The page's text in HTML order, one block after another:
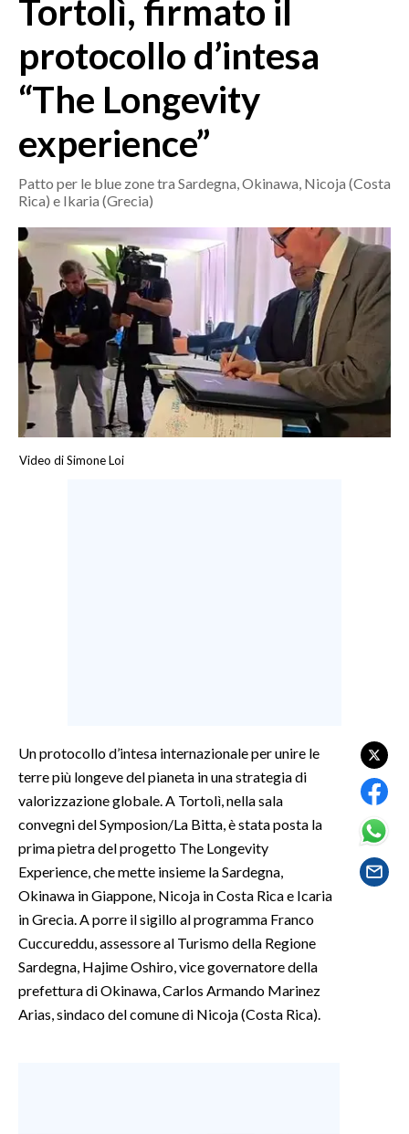
MEDIO CAMPIDANO
ORISTANO E PROVINCIA
SASSARI E PROVINCIA
GALLURA
NUORO E PROVINCIA
OGLIASTRA
ITALIA
MONDO
POLITICA
ECONOMIA
SERVIZI ALLE IMPRESE
LAVORO
BANDI
ALTRI SPORT
SPETTACOLI
GOSSIP
SALUTE
SARDEGNA TURISMO
Tortolì, firmato il
protocollo d’intesa
“The Longevity
experience”
Patto per le blue zone tra Sardegna, Okinawa, Nicoja (Costa
Rica) e Ikaria (Grecia)
Video di Simone Loi
Un protocollo d’intesa internazionale per unire le
terre più longeve del pianeta in una strategia di
valorizzazione globale. A Tortolì, nella sala
convegni del Symposion/La Bitta, è stata posta la
prima pietra del progetto The Longevity
Experience, che mette insieme la Sardegna,
Okinawa in Giappone, Nicoja in Costa Rica e Icaria
in Grecia. A porre il sigillo al programma Franco
Cuccureddu, assessore al Turismo della Regione
Sardegna, Hajime Oshiro, vice governatore della
prefettura di Okinawa, Carlos Armando Marinez
Arias, sindaco del comune di Nicoja (Costa Rica).